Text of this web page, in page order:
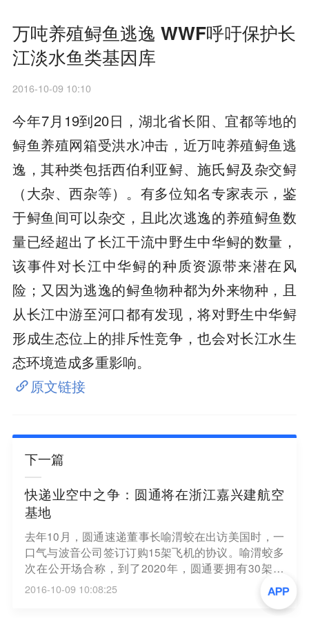
万吨养殖鲟鱼逃逸 WWF呼吁保护长
江淡水鱼类基因库
2016-10-09 10:10
今年7月19到20日，湖北省长阳、宜都等地的
鲟鱼养殖网箱受洪水冲击，近万吨养殖鲟鱼逃
逸，其种类包括西伯利亚鲟、施氏鲟及杂交鲟
（大杂、西杂等）。有多位知名专家表示，鉴
于鲟鱼间可以杂交，且此次逃逸的养殖鲟鱼数
量已经超出了长江干流中野生中华鲟的数量，
该事件对长江中华鲟的种质资源带来潜在风
险；又因为逃逸的鲟鱼物种都为外来物种，且
从长江中游至河口都有发现，将对野生中华鲟
形成生态位上的排斥性竞争，也会对长江水生
态环境造成多重影响。
原文链接
下一篇
快递业空中之争：圆通将在浙江嘉兴建航空
基地
去年10月，圆通速递董事长喻渭蛟在出访美国时，一
口气与波音公司签订订购15架飞机的协议。喻渭蛟多
次在公开场合称，到了2020年，圆通要拥有30架飞
机。飞机有了，但是航空战略怎么走？是否会像顺丰
一样建设航空基地，圆通一直没有明确表态。直到近
2016-10-09 10:08:25